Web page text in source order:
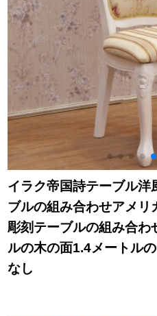
イラク帝国詩テーブル洋
ブルの組み合わせアメ
彫刻テーブルの組み合
ルの木の面1.4メートル
なし